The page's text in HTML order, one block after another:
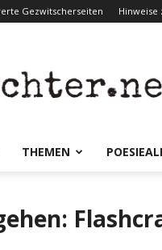
Gezwitscherseiten
THEMEN